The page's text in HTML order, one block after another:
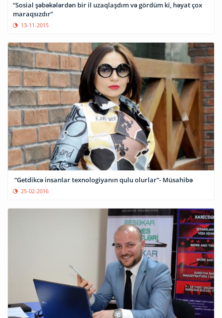
“Sosial şəbəkələrdən bir il uzaqlaşdım və gördüm ki, həyat çox
maraqsızdır”
13-11-2015
“Getdikcə insanlar texnologiyanın qulu olurlar”- Müsahibə
25-02-2016